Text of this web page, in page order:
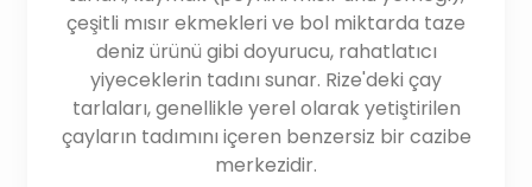
çeşitli mısır ekmekleri ve bol miktarda taze
deniz ürünü gibi doyurucu, rahatlatıcı
yiyeceklerin tadını sunar. Rize'deki çay
tarlaları, genellikle yerel olarak yetiştirilen
çayların tadımını içeren benzersiz bir cazibe
merkezidir.